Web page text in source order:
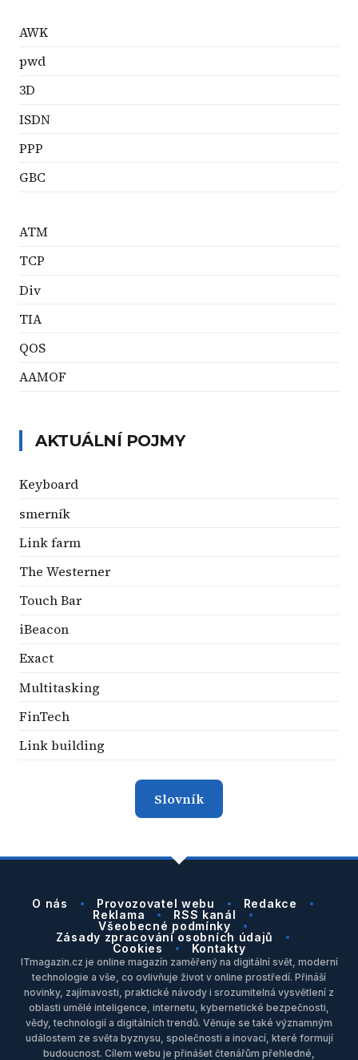
AWK
pwd
3D
ISDN
PPP
GBC
ATM
TCP
Div
TIA
QOS
AAMOF
AKTUÁLNÍ POJMY
Keyboard
smerník
Link farm
The Westerner
Touch Bar
iBeacon
Exact
Multitasking
FinTech
Link building
Slovník
O nás Provozovatel webu
Redakce
Reklama
RSS kanál
Všeobecné podmínky
Zásady zpracování osobních údajů
Cookies
Kontakty
ITmagazin.cz je online magazín zaměřený na digitální svět, moderní
technologie a vše, co ovlivňuje život v online prostředí. Přináší
novinky, zajímavosti, praktické návody i srozumitelná vysvětlení z
oblasti umělé inteligence, internetu, kybernetické bezpečnosti,
vědy, technologií a digitálních trendů. Věnuje se také významným
událostem ze světa byznysu, společnosti a inovací, které formují
budoucnost. Cílem webu je přinášet čtenářům přehledné,